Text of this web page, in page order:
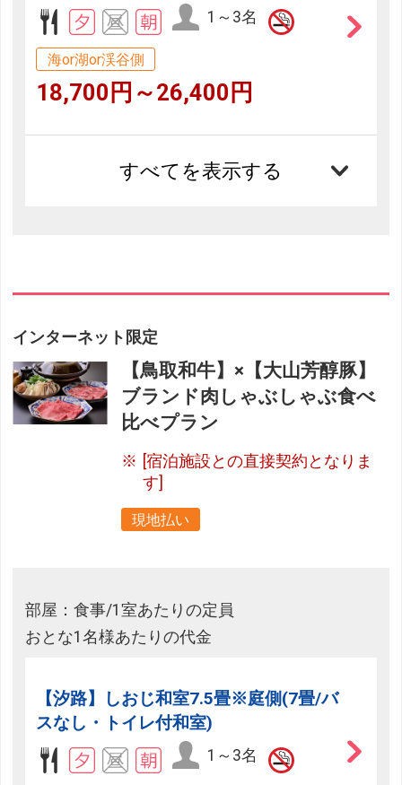
1～3名
海or湖or渓谷側
18,700円～26,400円
すべてを表示する
インターネット限定
【鳥取和牛】×【大山芳醇豚】
ブランド肉しゃぶしゃぶ食べ
比べプラン
[宿泊施設との直接契約となりま
す]
現地払い
部屋：食事/1室あたりの定員
おとな1名様あたりの代金
【汐路】しおじ和室7.5畳※庭側(7畳/バ
スなし・トイレ付和室)
1～3名